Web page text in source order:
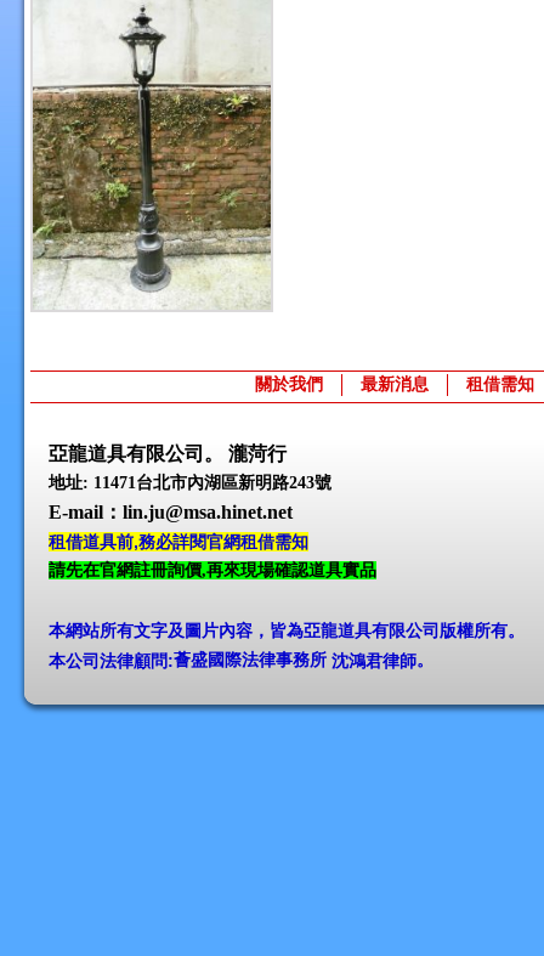
關於我們 最新消息 租借需知
亞龍道具有限公司。 瀧菏行
地址: 11471台北市內湖區新明路243號
E-mail ：lin.ju@msa.hinet.net
租借道具前,務必詳閱官網租借需知
請先在官網註冊詢價,再來現場確認道具實品
本網站所有文字及圖片內容，皆為亞龍道具有限公司版權所有。
本公司法律顧問:薈盛國際法律事務所 沈鴻君律師。